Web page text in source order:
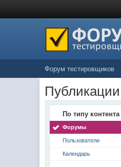
Форум тестировщиков
По типу контента
Форумы
Пользователи
Календарь